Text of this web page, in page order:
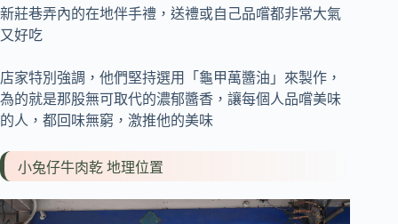
新莊巷弄內的在地伴手禮，送禮或自己品嚐都非常大氣
又好吃
店家特別強調，他們堅持選用「龜甲萬醬油」來製作，
為的就是那股無可取代的濃郁醬香，讓每個人品嚐美味
的人，都回味無窮，激推他的美味
小兔仔牛肉乾 地理位置